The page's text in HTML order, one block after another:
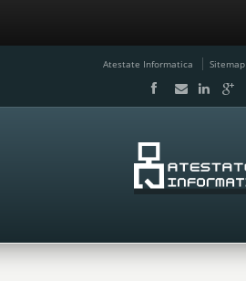
Atestate Informatica Sitemap